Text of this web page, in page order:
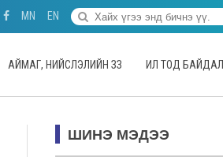
MN EN
АЙМАГ, НИЙСЛЭЛИЙН ЗЗ ИЛ ТОД БАЙДАЛ
ШИНЭ МЭДЭЭ